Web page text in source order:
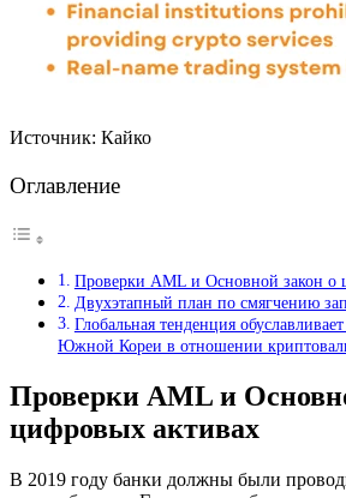
Источник: Кайко
Оглавление
Проверки AML и Основной закон о
Двухэтапный план по смягчению
Глобальная тенденция
Южной Кореи в отношении
Проверки AML и
цифровых активах
В 2019 году банки должны были